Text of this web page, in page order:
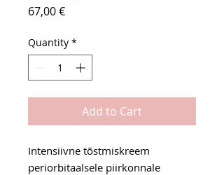
67,00 €Price
Quantity *
Add to Cart
Intensiivne tõstmiskreem
periorbitaalsele piirkonnale